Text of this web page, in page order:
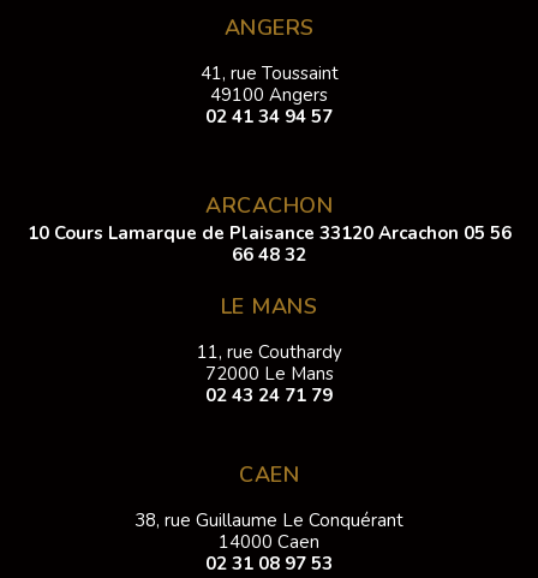
ANGERS
41, rue Toussaint
49100 Angers
02 41 34 94 57
ARCACHON
10 Cours Lamarque de Plaisance 33120 Arcachon 05 56
66 48 32
LE MANS
11, rue Couthardy
72000 Le Mans
02 43 24 71 79
CAEN
38, rue Guillaume Le Conquérant
14000 Caen
02 31 08 97 53